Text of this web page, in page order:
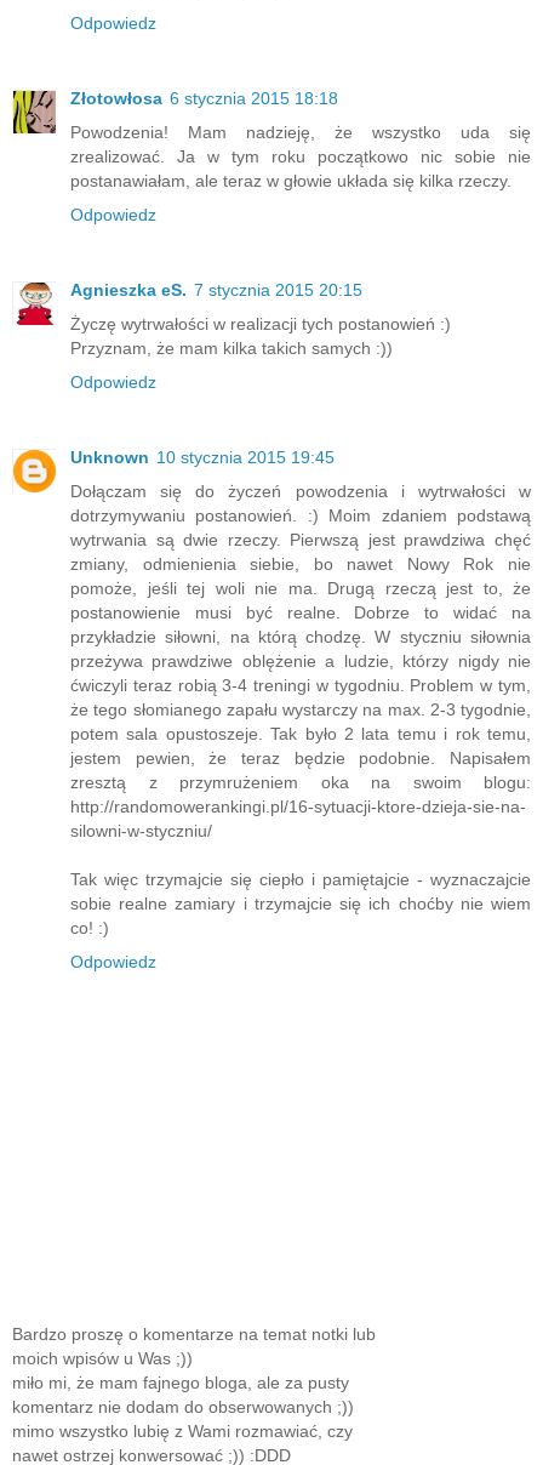
Odpowiedz
Złotowłosa 6 stycznia 2015 18:18
Powodzenia! Mam nadzieję, że wszystko uda się
zrealizować. Ja w tym roku początkowo nic sobie nie
postanawiałam, ale teraz w głowie układa się kilka rzeczy.
Odpowiedz
Agnieszka eS. 7 stycznia 2015 20:15
Życzę wytrwałości w realizacji tych postanowień :)
Przyznam, że mam kilka takich samych :))
Odpowiedz
Unknown 10 stycznia 2015 19:45
Dołączam się do życzeń powodzenia i wytrwałości w
dotrzymywaniu postanowień. :) Moim zdaniem podstawą
wytrwania są dwie rzeczy. Pierwszą jest prawdziwa chęć
zmiany, odmienienia siebie, bo nawet Nowy Rok nie
pomoże, jeśli tej woli nie ma. Drugą rzeczą jest to, że
postanowienie musi być realne. Dobrze to widać na
przykładzie siłowni, na którą chodzę. W styczniu siłownia
przeżywa prawdziwe oblężenie a ludzie, którzy nigdy nie
ćwiczyli teraz robią 3-4 treningi w tygodniu. Problem w tym,
że tego słomianego zapału wystarczy na max. 2-3 tygodnie,
potem sala opustoszeje. Tak było 2 lata temu i rok temu,
jestem pewien, że teraz będzie podobnie. Napisałem
zresztą z przymrużeniem oka na swoim blogu:
http://randomowerankingi.pl/16-sytuacji-ktore-dzieja-sie-na-
silowni-w-styczniu/
Tak więc trzymajcie się ciepło i pamiętajcie - wyznaczajcie
sobie realne zamiary i trzymajcie się ich choćby nie wiem
co! :)
Odpowiedz
Bardzo proszę o komentarze na temat notki lub
moich wpisów u Was ;))
miło mi, że mam fajnego bloga, ale za pusty
komentarz nie dodam do obserwowanych ;))
mimo wszystko lubię z Wami rozmawiać, czy
nawet ostrzej konwersować ;)) :DDD